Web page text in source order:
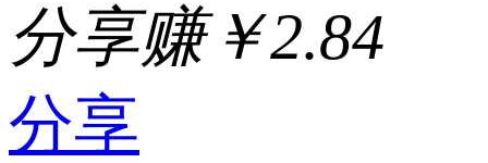
分享赚￥2.84
分享